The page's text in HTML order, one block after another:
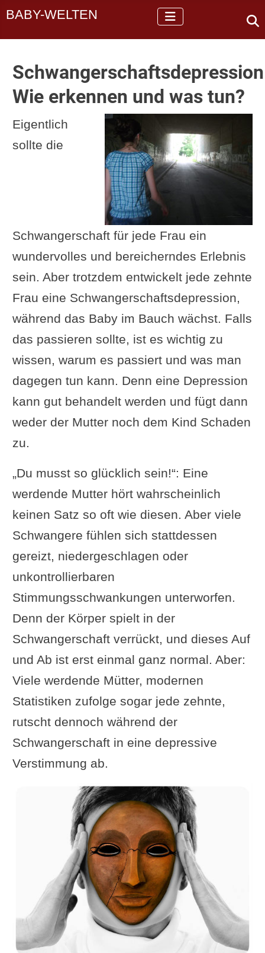
BABY-WELTEN
Wie erkennen und was tun?
Eigentlich
sollte die
Schwangerschaft für jede Frau ein
wundervolles und bereicherndes Erlebnis
sein. Aber trotzdem entwickelt jede zehnte
Frau eine Schwangerschaftsdepression,
während das Baby im Bauch wächst. Falls
das passieren sollte, ist es wichtig zu
wissen, warum es passiert und was man
dagegen tun kann. Denn eine Depression
kann gut behandelt werden und fügt dann
weder der Mutter noch dem Kind Schaden
zu.
„Du musst so glücklich sein!“: Eine
werdende Mutter hört wahrscheinlich
keinen Satz so oft wie diesen. Aber viele
Schwangere fühlen sich stattdessen
gereizt, niedergeschlagen oder
unkontrollierbaren
Stimmungsschwankungen unterworfen.
Denn der Körper spielt in der
Schwangerschaft verrückt, und dieses Auf
und Ab ist erst einmal ganz normal. Aber:
Viele werdende Mütter, modernen
Statistiken zufolge sogar jede zehnte,
rutscht dennoch während der
Schwangerschaft in eine depressive
Verstimmung ab.